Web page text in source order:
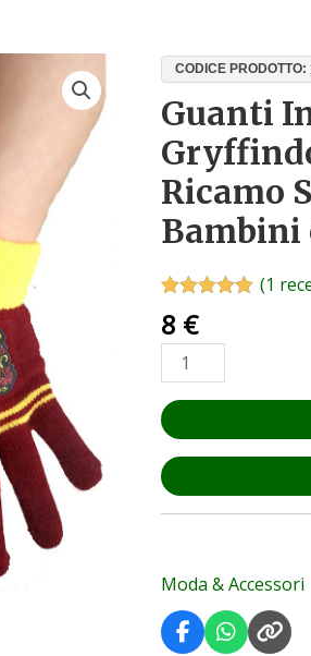
CODICE PRODOTTO:
Guanti
Ricamo
Bambini
su 5 su
base di
recensioni
(1
8 €
Guanti
Harry
Potter
Gryffindor
Touchscreen
–
Stemma,
Taglia
Unica
Bambini
Adulti
quantità
Moda & Accessori